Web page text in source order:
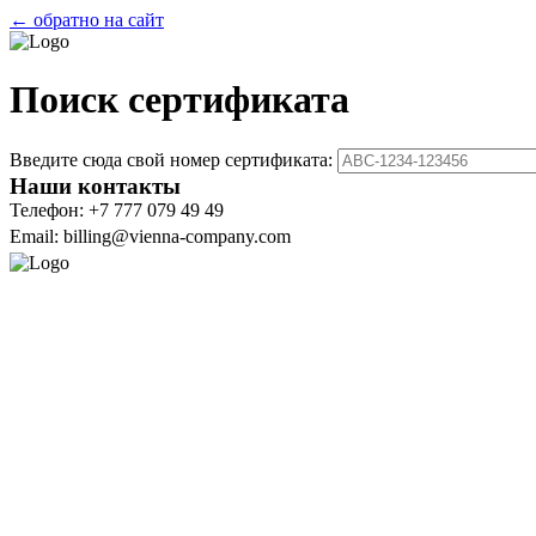
← обратно на сайт
Поиск сертификата
Введите сюда свой номер сертификата:
Наши контакты
Телефон: +7 777 079 49 49
Email: billing@vienna-company.com